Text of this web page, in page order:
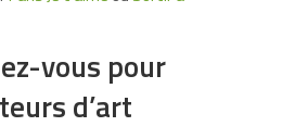
vous pour
d’art